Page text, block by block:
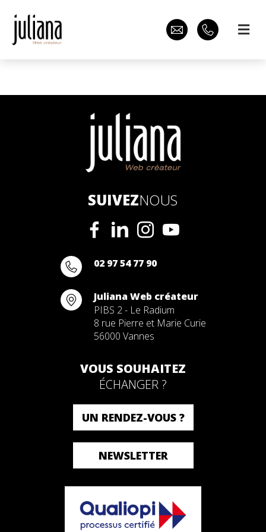
SUIVEZNOUS
02 97 54 77 90
Juliana Web créateur
PIBS 2 - Le Radium
8 rue Pierre et Marie Curie
56000 Vannes
VOUS SOUHAITEZ
ÉCHANGER ?
UN RENDEZ-VOUS ?
NEWSLETTER